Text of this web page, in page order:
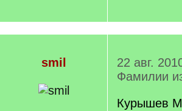
smil
22 авг.
Фамилии
Курышев